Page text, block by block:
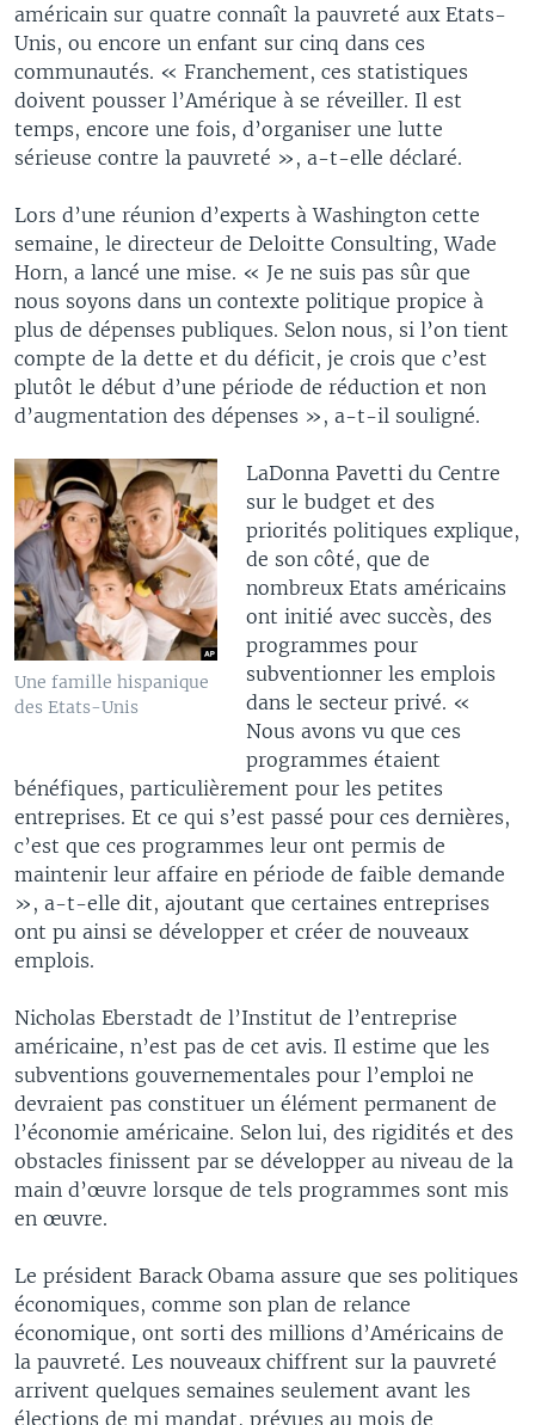
américain sur quatre connaît la pauvreté aux Etats-
Unis, ou encore un enfant sur cinq dans ces
communautés. « Franchement, ces statistiques
doivent pousser l’Amérique à se réveiller. Il est
temps, encore une fois, d’organiser une lutte
sérieuse contre la pauvreté », a-t-elle déclaré.
Lors d’une réunion d’experts à Washington cette
semaine, le directeur de Deloitte Consulting, Wade
Horn, a lancé une mise. « Je ne suis pas sûr que
nous soyons dans un contexte politique propice à
plus de dépenses publiques. Selon nous, si l’on tient
compte de la dette et du déficit, je crois que c’est
plutôt le début d’une période de réduction et non
d’augmentation des dépenses », a-t-il souligné.
Une famille hispanique
des Etats-Unis
LaDonna Pavetti du Centre
sur le budget et des
priorités politiques explique,
de son côté, que de
nombreux Etats américains
ont initié avec succès, des
programmes pour
subventionner les emplois
dans le secteur privé. «
Nous avons vu que ces
programmes étaient
bénéfiques, particulièrement pour les petites
entreprises. Et ce qui s’est passé pour ces dernières,
c’est que ces programmes leur ont permis de
maintenir leur affaire en période de faible demande
», a-t-elle dit, ajoutant que certaines entreprises
ont pu ainsi se développer et créer de nouveaux
emplois.
Nicholas Eberstadt de l’Institut de l’entreprise
américaine, n’est pas de cet avis. Il estime que les
subventions gouvernementales pour l’emploi ne
devraient pas constituer un élément permanent de
l’économie américaine. Selon lui, des rigidités et des
obstacles finissent par se développer au niveau de la
main d’œuvre lorsque de tels programmes sont mis
en œuvre.
Le président Barack Obama assure que ses politiques
économiques, comme son plan de relance
économique, ont sorti des millions d’Américains de
la pauvreté. Les nouveaux chiffrent sur la pauvreté
arrivent quelques semaines seulement avant les
élections de mi mandat, prévues au mois de